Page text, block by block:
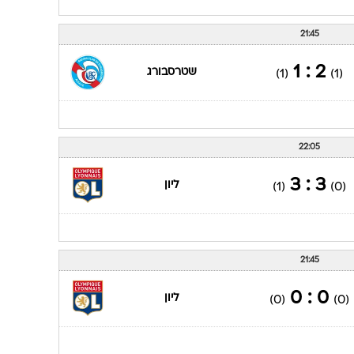
21:45
(1)
2 : 1
(1) שטרסבורג
22:05
(0)
3 : 3
(1) ליון
21:45
(0)
0 : 0
(0) ליון